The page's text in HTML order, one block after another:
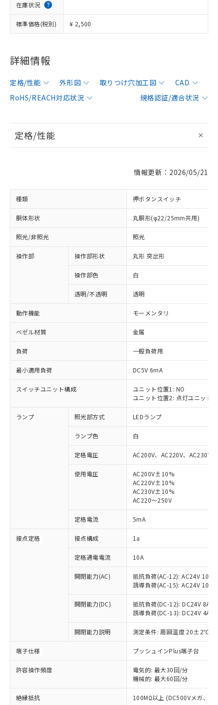
在庫状況
標準価格(税別) ¥ 2,500
詳細情報
定格/性能 外形図 取りつけ穴加工図
CAD
RoHS/REACH対応状況
規格認証/適合状況
定格/性能
情報更新：2026/05/21
種類 押ボタンスイッチ
胴体形状 丸胴形(φ22/25mm共用)
照光/非照光 照光
操作部 操作部形状 丸形 突出形
操作部色 白
透明/不透明 透明
動作機能 モーメンタリ
ベゼル材質 金属
負荷 一般負荷用
最小適用負荷 DC5V 6mA
スイッチユニット構成
ユニット位置1: NO
ユニット位置2: 点灯ユニット
ランプ 照光部方式 LEDランプ
ランプ色 白
定格電圧 AC200V、AC220V、AC230V
使用電圧
AC200V±10%
AC220V±10%
AC230V±10%
AC220～250V
定格電流 5mA
接点定格 接点構成 1a
定格通電電流 10A
開閉能力(AC)
抵抗負荷(AC-12): AC24V 10A/
誘導負荷(AC-15): AC24V
開閉能力(DC)
抵抗負荷(DC-12): DC24V 8A/
誘導負荷(DC-13): DC24V 4A/
開閉能力説明 測定条件: 周囲温度 20±2℃、
端子仕様 プッシュインPlus端子台
許容操作頻度
電気的: 最大30回/分
機械的: 最大60回/分
絶縁抵抗 100MΩ以上 (DC500Vメガ、点
ご利用条件
以下の条件をお読みいただき、同意のうえ
ご利用ください。
商品の当社在庫状況および標準価格
(税抜)を提供させていただくもので
当社制御機器事業取扱商品の中には、
本サービスの対象外となる商品もある
ことをご了承ください。
在庫状況および標準価格照会結果は、
記載している更新日時点での社内デー
タに基づき作成されるものであり、閲
覧された時点での実際の在庫および標
対応済み：EU RoHS指令（10物質）の
非含有に対応した製品が提供可能な商品で
対応予定：EU RoHS指令（10物質）の非含
有に対応した製品に切り替える予定のある
対応予定なし：EU RoHS指令（10物質）の
非含有に非対応の商品で、対応品を出す予
調査・確認中：EU RoHS指令（10物質）の
非含有の対応状況を調査中または確認中の
非該当品：ライセンス料など無形物で、有
害物質有無と関係のない商品です。
仕入先様の事情により、非含有部品として
いたものが、含有品と判明した場合などや
むを得ず変更することがあります。
ミウム(Cd) 100ppm以下、
※1 中国RoHS○×表
「○」：最大均質材料含有率が中国RoHSの
基準値以下であることを示します。
「×」：最大均質材料含有率が中国RoHSの
基準値を超えていることを示します。
「－」：未確認です。当社販売部門へお問
い合わせください。
*中国RoHS10物質の基準値 (GB/T26572)：
Pb(鉛) :1000ppm、 Hg(水銀) : 1000ppm、 Cd(カドミウ
当社は、これら貴社製品のうち、外国
為替および外国貿易法に定める商品
（以下｢規制貨物等」という）を輸出
または国外への提供する場合は、日本
国政府の輸出許可(または役務取引許